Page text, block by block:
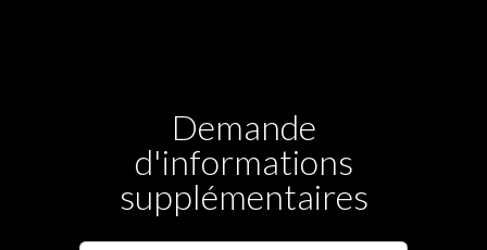
Demande
d'informations
supplémentaires